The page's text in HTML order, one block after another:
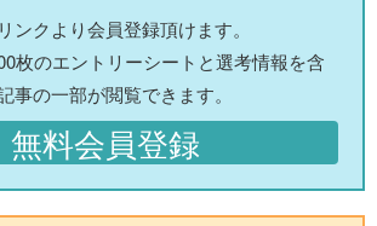
ンクより会員登録頂けます。
枚のエントリーシートと選考情報を含
事の一部が閲覧できます。
無料会員登録